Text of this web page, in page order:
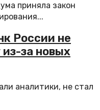
приняла закон
России не
из-за новых
аналитики, не стал